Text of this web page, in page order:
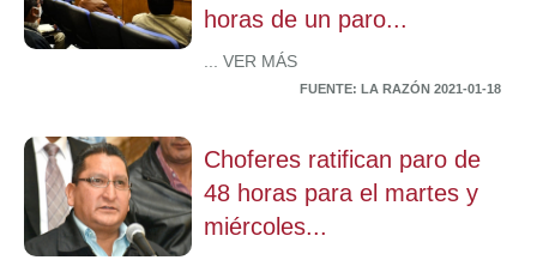
horas de un paro...
... VER MÁS
FUENTE: LA RAZÓN 2021-01-18
Choferes ratifican paro de
48 horas para el martes y
miércoles...